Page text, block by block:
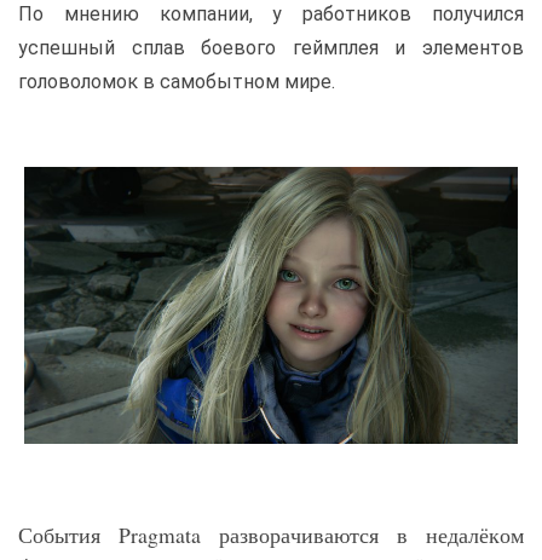
По мнению компании, у работников получился
успешный сплав боевого геймплея и элементов
головоломок в самобытном мире.
События Pragmata разворачиваются в недалёком